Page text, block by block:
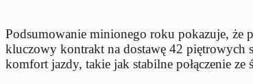
Podsumowanie minionego roku pokazuje, że
kluczowy kontrakt na dostawę 42 piętrowych
komfort jazdy, takie jak stabilne połączenie